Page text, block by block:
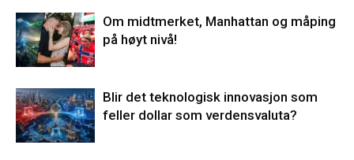
Om midtmerket, Manhattan og måping
på høyt nivå!
Blir det teknologisk innovasjon som
feller dollar som verdensvaluta?